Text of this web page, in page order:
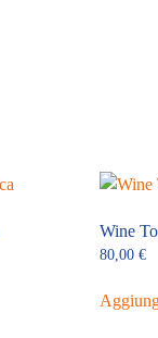
Wine
80,00 €